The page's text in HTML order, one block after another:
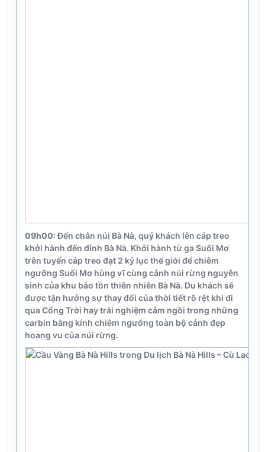
09h00:Đến chân núi Bà Nà, quý khách lên cáp treo
khởi hành đến đỉnh Bà Nà. Khởi hành từ ga Suối Mơ
trên tuyến cáp treo đạt 2 kỷ lục thế giới để chiêm
ngưỡng Suối Mơ hùng vĩ cùng cảnh núi rừng nguyên
sinh của khu bảo tồn thiên nhiên Bà Nà. Du khách sẽ
được tận hưởng sự thay đổi của thời tiết rõ rệt khi đi
qua Cổng Trời hay trải nghiệm cảm ngồi trong những
carbin bằng kính chiêm ngưỡng toàn bộ cảnh đẹp
hoang vu của núi rừng.